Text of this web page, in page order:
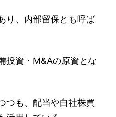
り、内部留保とも呼ば
投資・M&Aの原資とな
つも、配当や自社株買